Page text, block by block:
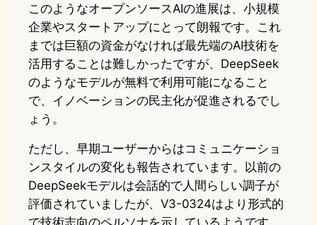
このようなオープンソースAIの進展は、小規模
企業やスタートアップにとって朗報です。これ
までは巨額の資金がなければ最先端のAI技術を
活用することは難しかったですが、DeepSeek
のようなモデルが無料で利用可能になること
で、イノベーションの民主化が促進されるでし
ょう。
ただし、早期ユーザーからはコミュニケーショ
ンスタイルの変化も報告されています。以前の
DeepSeekモデルは会話的で人間らしい調子が
評価されていましたが、V3-0324はより形式的
で技術志向のペルソナを示しているようです。